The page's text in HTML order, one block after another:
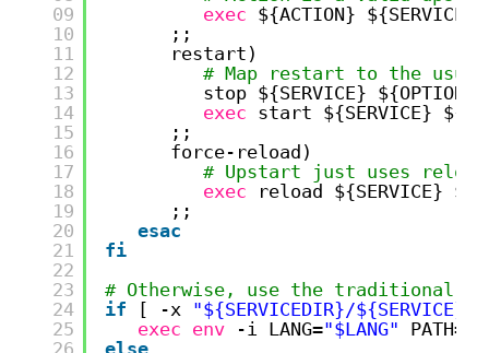
09
10
11
12
13
14
15
16
17
18
19
20
21
22
23
24
25
26
exec ${ACTION} ${SERVICE}
;;
restart)
# Map restart to the
stop ${SERVICE}
exec start ${SERVICE}
;;
force-reload)
# Upstart just uses
exec
reload ${SERVICE}
;;
esac
fi
# Otherwise, use the traditional
if
[ -x "${SERVICEDIR}/${SERVICE}"
exec env -i LANG="$LANG" PATH=
else